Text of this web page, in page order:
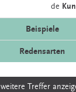
de
Beispiele
Redensarten
weitere Treffer